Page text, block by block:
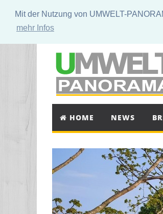
Mit der Nutzung von UMWELT-
mehr Infos
HOME NEWS